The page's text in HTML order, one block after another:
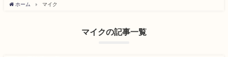
ホーム マイク
マイクの記事一覧